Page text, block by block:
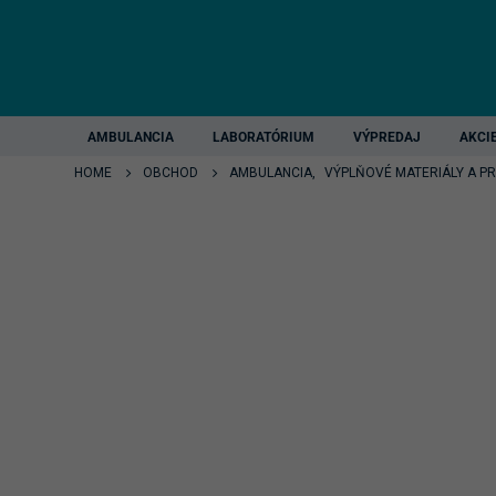
AMBULANCIA LABORATÓRIUM VÝPREDAJ
HOME OBCHOD AMBULANCIA, VÝPLŇOVÉ MATERIÁLY A